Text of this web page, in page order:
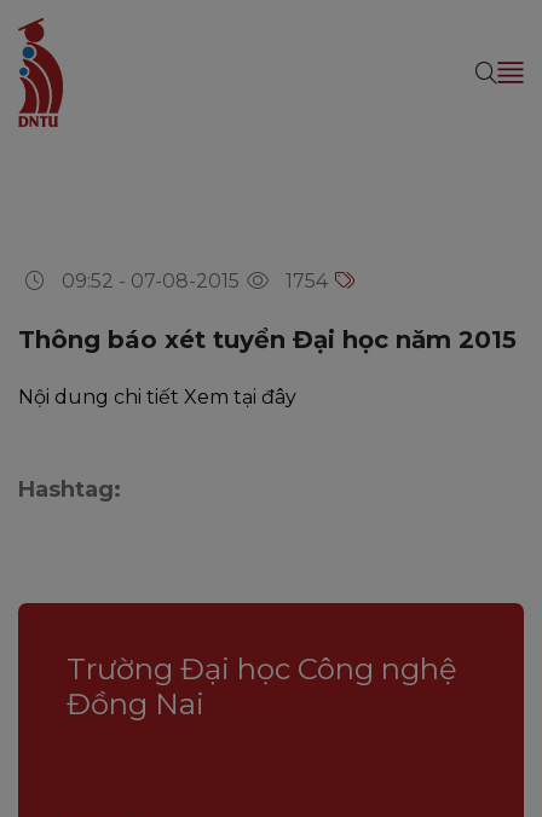
09:52 - 07-08-2015 1754
Thông báo xét tuyển Đại học năm 2015
Nội dung chi tiết Xem tại đây
Hashtag:
Trường Đại học Công nghệ
Đồng Nai